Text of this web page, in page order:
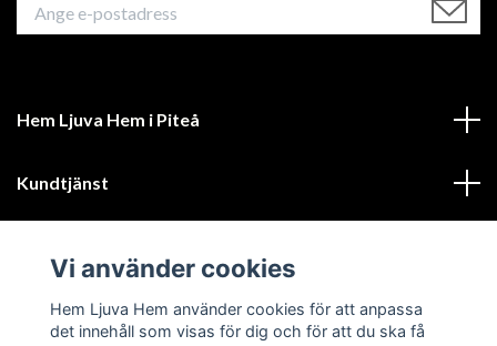
Hem Ljuva Hem i Piteå
Kundtjänst
Sociala medier
Vi använder cookies
Hem Ljuva Hem använder cookies för att anpassa
det innehåll som visas för dig och för att du ska få